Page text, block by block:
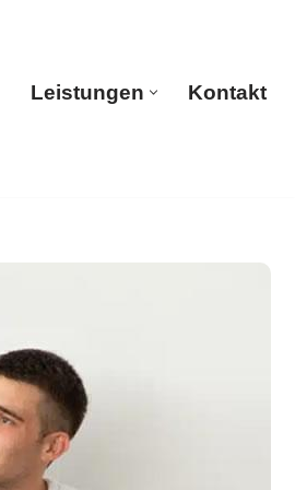
Leistungen Kontakt
Kontakt